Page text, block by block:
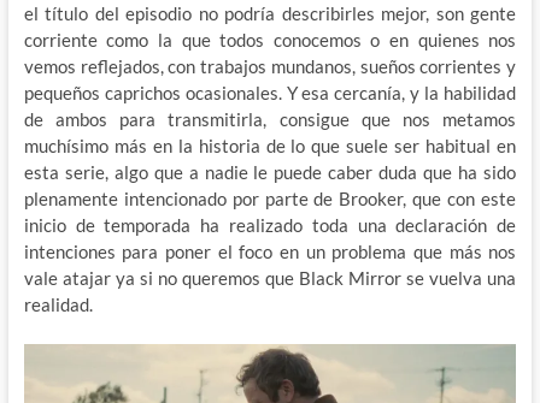
el título del episodio no podría describirles mejor, son gente
corriente como la que todos conocemos o en quienes nos
vemos reflejados, con trabajos mundanos, sueños corrientes y
pequeños caprichos ocasionales. Y esa cercanía, y la habilidad
de ambos para transmitirla, consigue que nos metamos
muchísimo más en la historia de lo que suele ser habitual en
esta serie, algo que a nadie le puede caber duda que ha sido
plenamente intencionado por parte de Brooker, que con este
inicio de temporada ha realizado toda una declaración de
intenciones para poner el foco en un problema que más nos
vale atajar ya si no queremos que Black Mirror se vuelva una
realidad.